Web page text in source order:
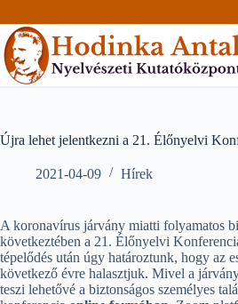
to
content
Újra lehet jelentkezni a 21. Élőnyelvi
2021-04-09 Hírek
A koronavírus járvány miatti folyamatos
következtében a 21. Élőnyelvi
tépelődés után úgy határoztunk, hogy az
következő évre halasztjuk. Mivel a
teszi lehetővé a biztonságos személyes